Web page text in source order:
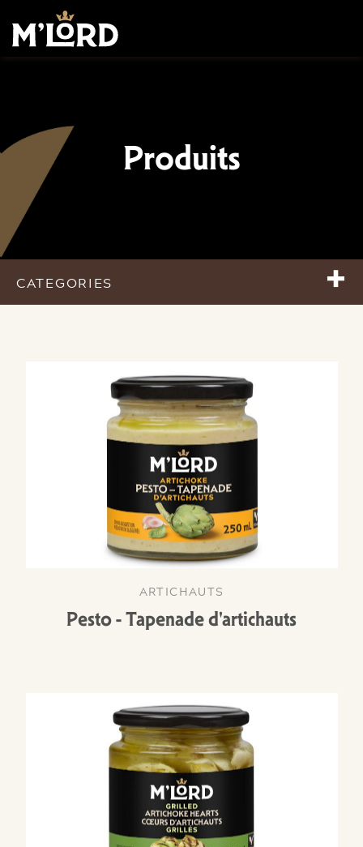
Produits
CATEGORIES +
ARTICHAUTS
Pesto - Tapenade d'artichauts